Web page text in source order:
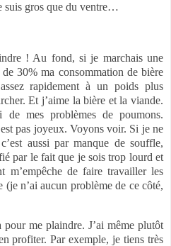
suis gros que du ventre…
! Au fond, si je marchais une
30% ma consommation de bière
rapidement à un poids plus
Et j’aime la bière et la viande.
mes problèmes de poumons.
pas joyeux. Voyons voir. Si je ne
aussi par manque de souffle,
par le fait que je sois trop lourd et
m’empêche de faire travailler les
n’ai aucun problème de ce côté,
me plaindre. J’ai même plutôt
profiter. Par exemple, je tiens très